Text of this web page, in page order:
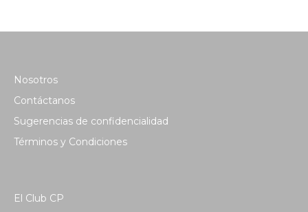
Nosotros
Contáctanos
Sugerencias de confidencialidad
Términos y Condiciones
El Club CP